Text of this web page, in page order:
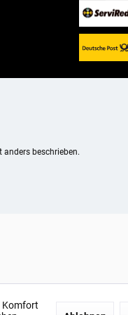
beschrieben.
Komfort